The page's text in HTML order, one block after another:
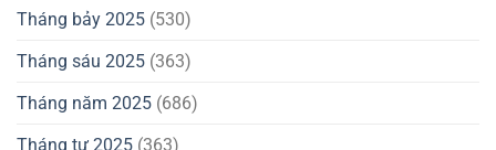
Tháng bảy 2025 (530)
Tháng sáu 2025 (363)
Tháng năm 2025 (686)
Tháng tư 2025 (363)